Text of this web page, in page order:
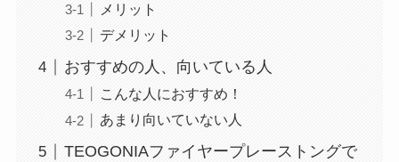
メリット
デメリット
おすすめの人、向いている人
こんな人におすすめ！
あまり向いていない人
TEOGONIAファイヤープレーストングで